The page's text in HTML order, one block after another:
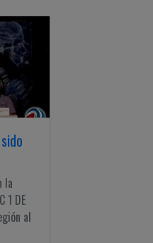
la
1 DE
al